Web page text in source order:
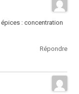
épices : concentration
Répondre